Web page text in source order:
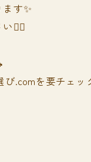
す✨
🙆‍♀️
.comを要チェッ